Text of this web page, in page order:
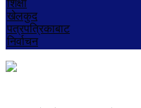
शिक्षा
खेलकुद
पत्रपत्रिकाबाट
निर्वाचन